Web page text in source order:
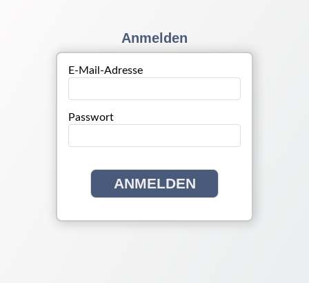
Anmelden
E-Mail-Adresse
Passwort